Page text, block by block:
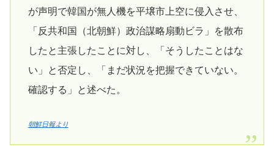
が声明で韓国が無人機を平壌市上空に侵入させ、
「反共和国（北朝鮮）政治謀略扇動ビラ」を散布
したと主張したことに対し、「そうしたことはな
い」と否定し、「まだ状況を把握できていない。
確認する」と述べた。
朝鮮日報より